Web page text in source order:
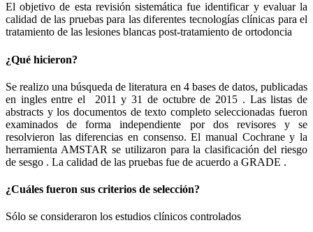
El objetivo de esta revisión sistemática fue identificar y evaluar la
calidad de las pruebas para las diferentes tecnologías clínicas para el
tratamiento de las lesiones blancas post-tratamiento de ortodoncia
¿Qué hicieron?
Se realizo una búsqueda de literatura en 4 bases de datos, publicadas
en ingles entre el 2011 y 31 de octubre de 2015 . Las listas de
abstracts y los documentos de texto completo seleccionadas fueron
examinados de forma independiente por dos revisores y se
resolvieron las diferencias en consenso. El manual Cochrane y la
herramienta AMSTAR se utilizaron para la clasificación del riesgo
de sesgo . La calidad de las pruebas fue de acuerdo a GRADE .
¿Cuáles fueron sus criterios de selección?
Sólo se consideraron los estudios clínicos controlados